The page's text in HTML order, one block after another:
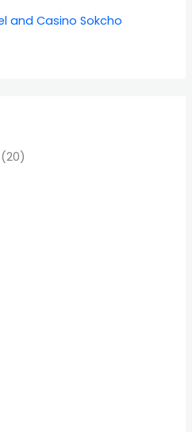
and Casino Sokcho
(20)